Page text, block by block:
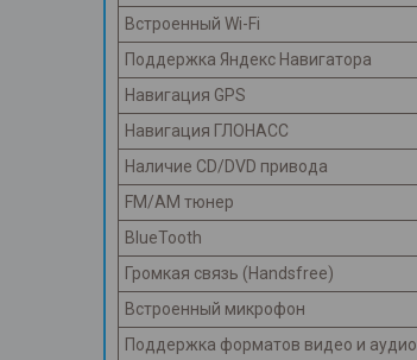
Встроенный Wi-Fi
Поддержка Яндекс Навигатора
Навигация GPS
Навигация ГЛОНАСС
Наличие CD/DVD привода
FM/AM тюнер
BlueTooth
Громкая связь (Handsfree)
Встроенный микрофон
Поддержка форматов видео и аудио